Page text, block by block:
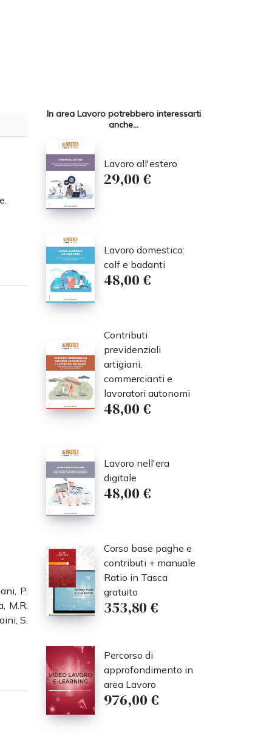
P.
M.R.
S.
In area Lavoro potrebbero interessarti
anche...
Lavoro all'estero
29,00 €
Lavoro domestico:
colf e badanti
48,00 €
Contributi
previdenziali
artigiani,
commercianti e
lavoratori autonomi
48,00 €
Lavoro nell'era
digitale
48,00 €
Corso base paghe e
contributi + manuale
Ratio in Tasca
gratuito
353,80 €
Percorso di
approfondimento in
area Lavoro
976,00 €